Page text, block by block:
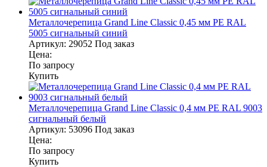
Металлочерепица Grand Line Classic 0,45 мм PE RAL
5005 сигнальный синий
Артикул: 29052 Под заказ
Цена:
По запросу
Купить
Металлочерепица Grand Line Classic 0,4 мм PE RAL 9003
сигнальный белый
Артикул: 53096 Под заказ
Цена:
По запросу
Купить